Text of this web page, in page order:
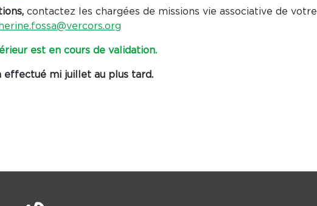
contactez les chargées de missions vie associative de votre
est en cours de validation.
effectué mi juillet au plus tard.